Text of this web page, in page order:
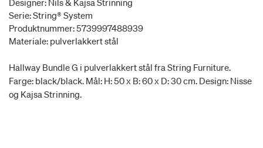
Designer: Nils & Kajsa Strinning
Serie: String® System
Produktnummer: 5739997488939
Materiale: pulverlakkert stål
Hallway Bundle G i pulverlakkert stål fra String Furniture.
Farge: black/black. Mål: H: 50 x B: 60 x D: 30 cm. Design: Nisse
og Kajsa Strinning.